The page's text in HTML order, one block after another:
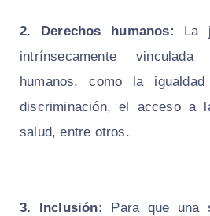
2. Derechos humanos: La
intrínsecamente
humanos, como la
discriminación, el acceso a
salud, entre otros.
3. Inclusión: Para que una